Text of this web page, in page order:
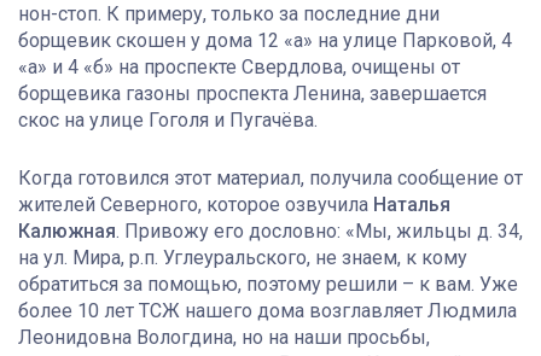
нон-стоп. К примеру, только за последние дни
борщевик скошен у дома 12 «а» на улице Парковой, 4
«а» и 4 «б» на проспекте Свердлова, очищены от
борщевика газоны проспекта Ленина, завершается
скос на улице Гоголя и Пугачёва.
Когда готовился этот материал, получила сообщение от
жителей Северного, которое озвучила Наталья
Калюжная. Привожу его дословно: «Мы, жильцы д. 34,
на ул. Мира, р.п. Углеуральского, не знаем, к кому
обратиться за помощью, поэтому решили – к вам. Уже
более 10 лет ТСЖ нашего дома возглавляет Людмила
Леонидовна Вологдина, но на наши просьбы,